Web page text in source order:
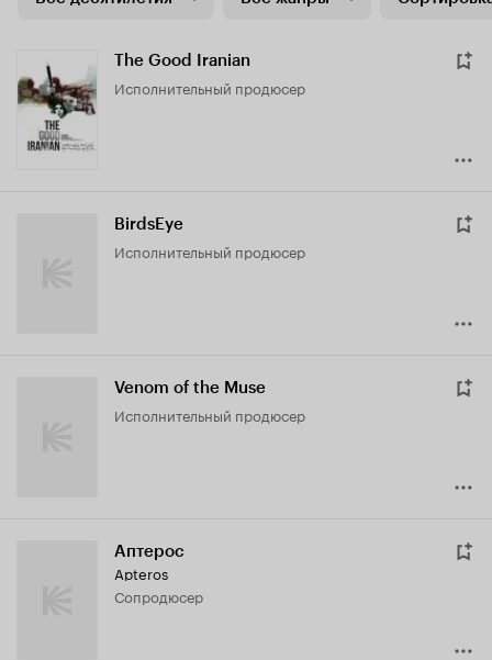
The Good Iranian
исполнительный продюсер
BirdsEye
исполнительный продюсер
Venom of the Muse
исполнительный продюсер
Аптерос
Apteros
сопродюсер